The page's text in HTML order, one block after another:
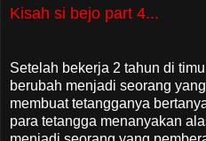
Kisah si bejo part 4...
Setelah bekerja 2 tahun di
berubah menjadi seorang
membuat tetangganya
para tetangga menanyakan